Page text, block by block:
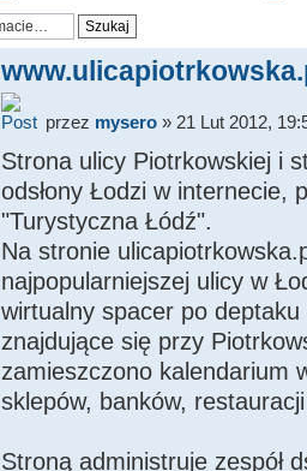
przez mysero» 21 Lut 2012,
Strona ulicy Piotrkowskiej i
odsłony Łodzi w internecie,
"Turystyczna Łódź".
Na stronie
najpopularniejszej ulicy w
wirtualny spacer po
znajdujące się przy
zamieszczono kalendarium
sklepów, banków,
Stroną administruje zespół